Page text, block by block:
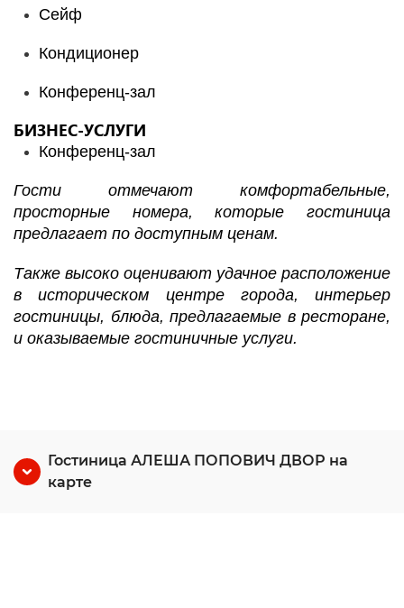
Сейф
Кондиционер
Конференц-зал
БИЗНЕС-УСЛУГИ
Конференц-зал
Гости отмечают комфортабельные,
просторные номера, которые гостиница
предлагает по доступным ценам.
Также высоко оценивают удачное расположение
в историческом центре города, интерьер
гостиницы, блюда, предлагаемые в ресторане,
и оказываемые гостиничные услуги.
Гостиница АЛЕША ПОПОВИЧ ДВОР на
карте